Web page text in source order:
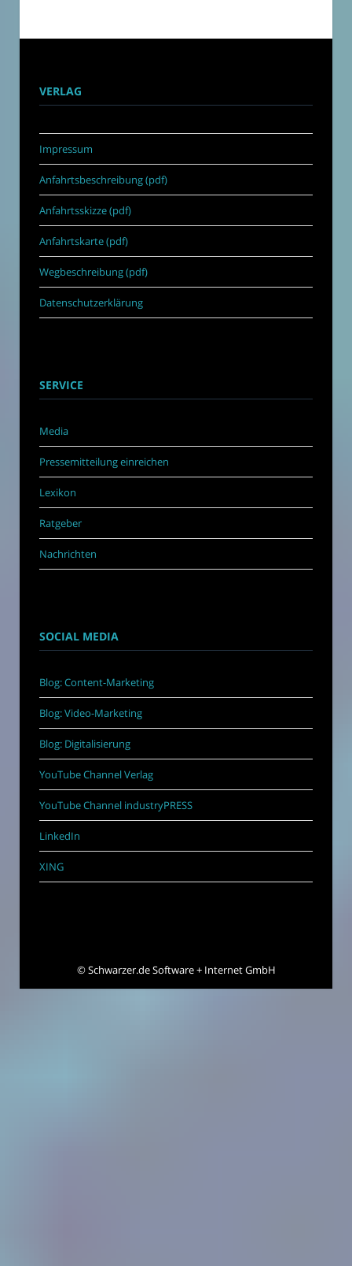
VERLAG
Impressum
Anfahrtsbeschreibung (pdf)
Anfahrtsskizze (pdf)
Anfahrtskarte (pdf)
Wegbeschreibung (pdf)
Datenschutzerklärung
SERVICE
Media
Pressemitteilung einreichen
Lexikon
Ratgeber
Nachrichten
SOCIAL MEDIA
Blog: Content-Marketing
Blog: Video-Marketing
Blog: Digitalisierung
YouTube Channel Verlag
YouTube Channel industryPRESS
LinkedIn
XING
©Schwarzer.de Software + Internet GmbH